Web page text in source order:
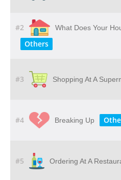
#2 What Does Your
Others
#3 Shopping At A
#4 Breaking Up
#5 Ordering At A